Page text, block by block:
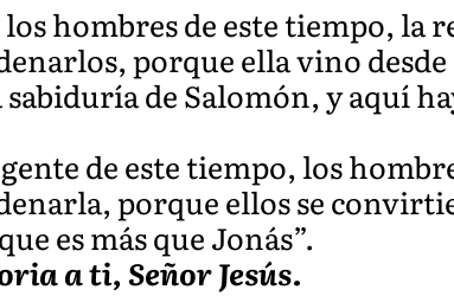
hombres de este tiempo, la
porque ella vino
de Salomón, y aquí
de este tiempo, los
porque ellos se
es más que Jonás”.
a ti, Señor Jesús.